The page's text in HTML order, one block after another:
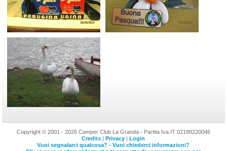
Copyright © 2001 - 2026 Camper Club La Granda - Partita Iva IT 02188220046
Credits |Privacy |Login
Vuoi segnalarci qualcosa? - Vuoi chiederci informazioni?